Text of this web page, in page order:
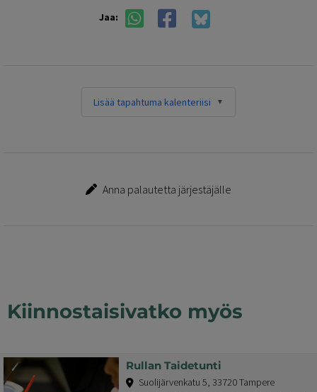
Jaa:
Lisää tapahtuma kalenteriisi
Anna palautetta järjestäjälle
Kiinnostaisivatko myös
Rullan Taidetunti
Suolijärvenkatu 5, 33720 Tampere